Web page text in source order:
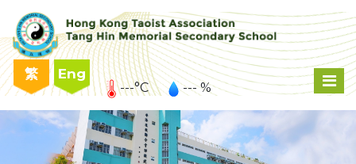
繁 Eng
---°C --- %